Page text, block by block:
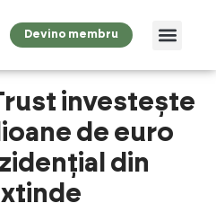
Devino membru
investește
de euro
din